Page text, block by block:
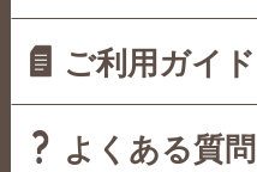
ご利用ガイド
よくある質問